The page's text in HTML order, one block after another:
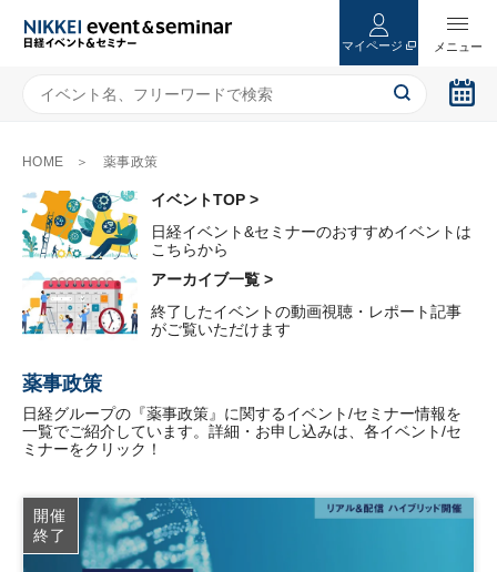
マイページ
HOME 薬事政策
イベントTOP >
日経イベント&セミナーのおすすめイベントは
こちらから
アーカイブ一覧 >
終了したイベントの動画視聴・レポート記事
がご覧いただけます
薬事政策
日経グループの『薬事政策』に関するイベント/セミナー情報を
一覧でご紹介しています。詳細・お申し込みは、各イベント/セ
ミナーをクリック！
開催
終了